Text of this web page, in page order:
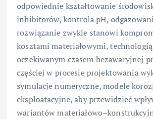
odpowiednie kształtowanie
inhibitorów, kontrola pH,
rozwiązanie zwykle stanowi
kosztami materiałowymi,
oczekiwanym czasem bezawaryjnej
częściej w procesie projektowania
symulacje numeryczne, modele
eksploatacyjne, aby przewidzieć
wariantów